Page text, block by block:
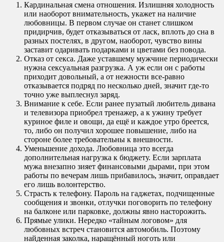
Кардинальная смена отношения. Излишняя холодность
или наоборот внимательность, укажет на наличие
любовницы. В первом случае он станет слишком
придирчив, будет отказываться от ласк, вплоть до сна в
разных постелях, в другом, наоборот, чувство вины
заставит одаривать подарками и цветами без повода.
Отказ от секса. Даже уставшему мужчине периодически
нужна сексуальная разгрузка. А уж если он с работы
приходит довольный, а от нежности все-равно
отказывается подряд по несколько дней, значит где-то
точно уже выплеснул заряд.
Внимание к себе. Если ранее пузатый любитель дивана
и телевизора приобрел тренажер, а к ужину требует
куриное филе и овощи, да ещё и каждое утро бреется,
то, либо он получил хорошее повышение, либо на
стороне более требовательны к внешности.
Уменьшение дохода. Любовница это всегда
дополнительная нагрузка к бюджету. Если зарплата
мужа внезапно зияет финансовыми дырами, при этом
работы по вечерам лишь прибавилось, значит, оправдает
его лишь волонтерство.
Страсть к телефону. Пароль на гаджетах, подчищенные
сообщения и звонки, отлучки поговорить по телефону
на балконе или парковке, должны явно насторожить.
Прямые улики. Нередко «тайным логовом» для
любовных встреч становится автомобиль. Поэтому
найденная заколка, наращённый ноготь или